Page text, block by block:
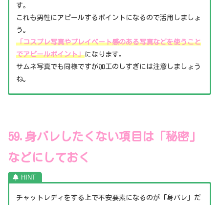
す。
これも男性にアピールするポイントになるので活用しましょ
う。
「コスプレ写真やプレイベート感のある写真などを使うこと
でアピールポイント」になります。
サムネ写真でも同様ですが加工のしすぎには注意しましょう
ね。
59.身バレしたくない項目は「秘密」
などにしておく
チャットレディをする上で不安要素になるのが「身バレ」だ